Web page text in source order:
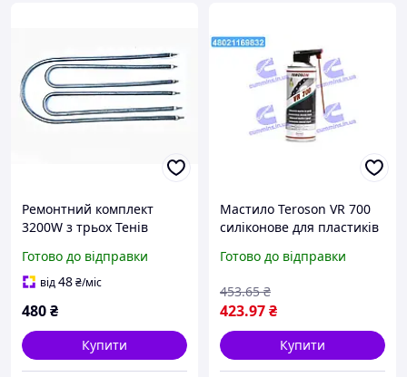
Ремонтний комплект
3200W з трьох Тенів
електросковороди КЕ-0,51
(Україна)
Готово до відправки
від48₴/міс
480₴
Купити
Мастило Teroson VR 700
силіконове для пластиків
2385333
Готово до відправки
423.97₴
453.65 ₴
Купити